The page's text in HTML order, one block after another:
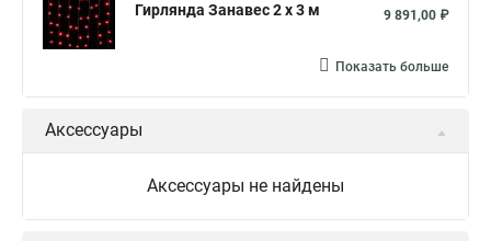
Гирлянда Занавес 2 x 3 м
9 891,00 ₽
Показать больше
Аксессуары
Аксессуары не найдены